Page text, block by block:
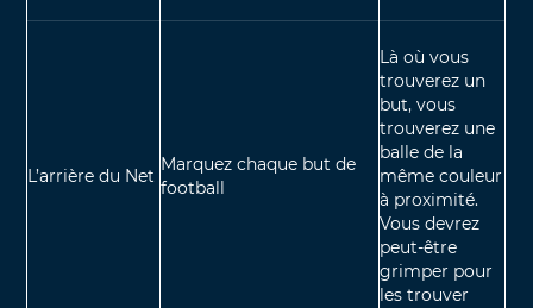
L’arrière du Net
Marquez chaque but de
football
Là où vous
trouverez un
but, vous
trouverez une
balle de la
même couleur
à proximité.
Vous devrez
peut-être
grimper pour
les trouver